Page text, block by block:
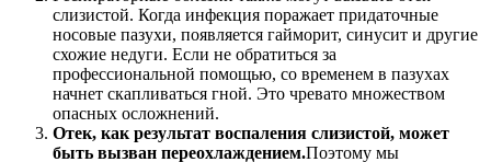
слизистой. Когда инфекция поражает придаточные
носовые пазухи, появляется гайморит, синусит и другие
схожие недуги. Если не обратиться за
профессиональной помощью, со временем в пазухах
начнет скапливаться гной. Это чревато множеством
опасных осложнений.
Отек, как результат воспаления слизистой, может
быть вызван переохлаждением.Поэтому мы